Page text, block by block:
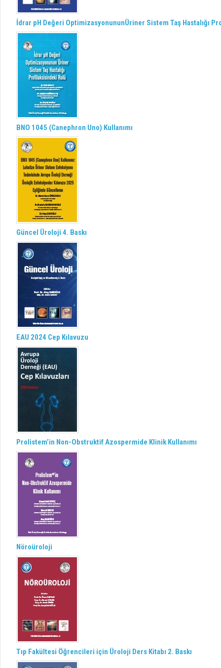
İdrar pH Değeri OptimizasyonununÜriner Sistem Taş Hastalığı
BNO 1045 (Canephron Uno) Kullanımı
Güncel Üroloji 4. Baskı
EAU 2024 Cep Kılavuzu
Prolistem’in Non-Obstruktif Azospermide Klinik Kullanımı
Nöroüroloji
Tıp Fakültesi Öğrencileri için Üroloji Ders Kitabı 2. Baskı